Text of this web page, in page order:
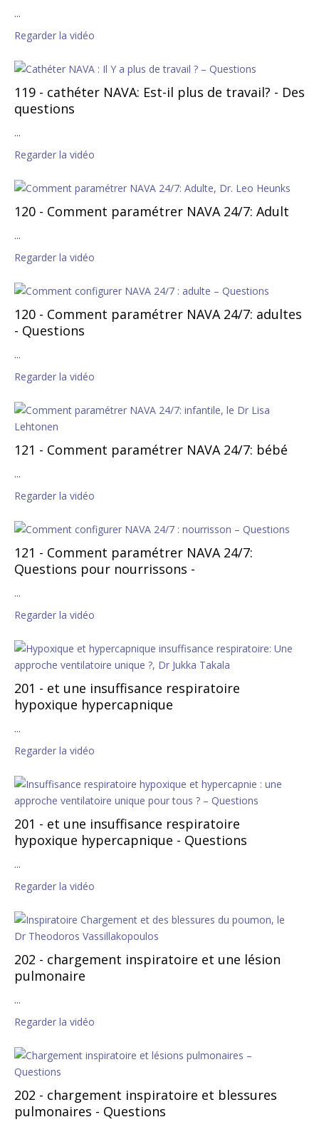
...
Regarder la vidéo
119 - cathéter NAVA: Est-il plus de travail? - Des
questions
...
Regarder la vidéo
120 - Comment paramétrer NAVA 24/7: Adult
...
Regarder la vidéo
120 - Comment paramétrer NAVA 24/7: adultes
- Questions
...
Regarder la vidéo
121 - Comment paramétrer NAVA 24/7: bébé
...
Regarder la vidéo
121 - Comment paramétrer NAVA 24/7:
Questions pour nourrissons -
...
Regarder la vidéo
201 - et une insuffisance respiratoire
hypoxique hypercapnique
...
Regarder la vidéo
201 - et une insuffisance respiratoire
hypoxique hypercapnique - Questions
...
Regarder la vidéo
202 - chargement inspiratoire et une lésion
pulmonaire
...
Regarder la vidéo
202 - chargement inspiratoire et blessures
pulmonaires - Questions